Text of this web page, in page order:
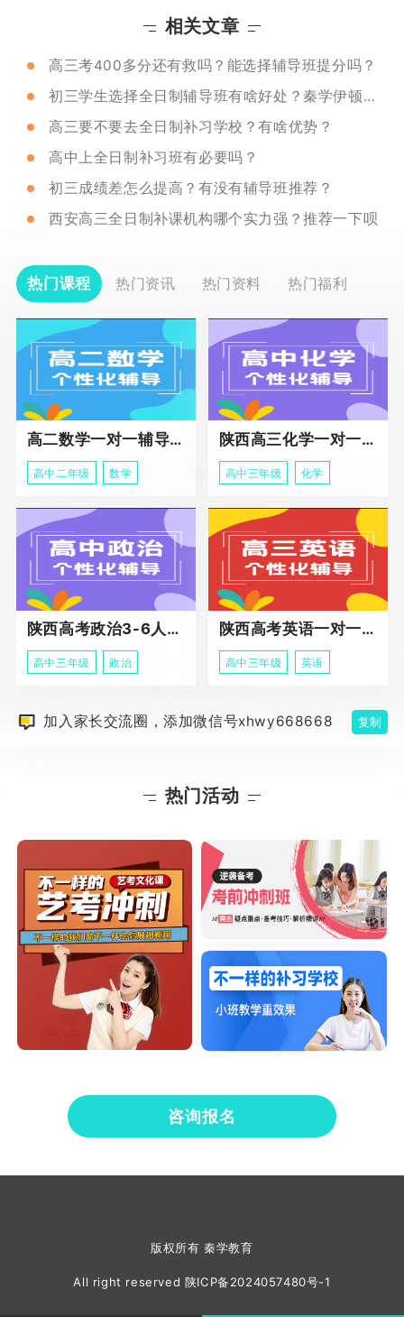
相关文章
高三考400多分还有救吗？能选择辅导班提分吗？
初三学生选择全日制辅导班有啥好处？秦学伊顿补习学校推荐吗？
高三要不要去全日制补习学校？有啥优势？
高中上全日制补习班有必要吗？
初三成绩差怎么提高？有没有辅导班推荐？
西安高三全日制补课机构哪个实力强？推荐一下呗
热门课程 热门资讯 热门资料 热门福利
高二数学一对一辅导课程
高中二年级 数学
陕西高三化学一对一个性化辅导课程
高中三年级 化学
陕西高考政治3-6人班课程
高中三年级 政治
陕西高考英语一对一冲刺课程
高中三年级 英语
加入家长交流圈，添加微信号xhwy668668 复制
热门活动
咨询报名
版权所有 秦学教育
All right reserved 陕ICP备2024057480号-1